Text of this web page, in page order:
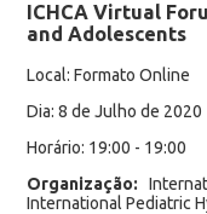
ICHCA Virtual
and Adolescents
Local: Formato Online
Dia: 8 de Julho de 2020
Horário: 19:00 - 19:00
Organização:
International Pediatric